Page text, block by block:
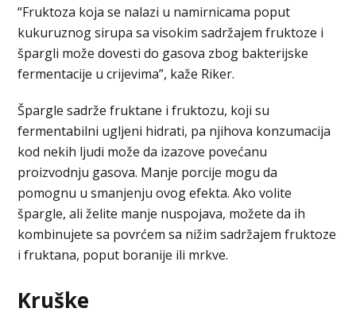
“Fruktoza koja se nalazi u namirnicama poput
kukuruznog sirupa sa visokim sadržajem fruktoze i
špargli može dovesti do gasova zbog bakterijske
fermentacije u crijevima”, kaže Riker.
Špargle sadrže fruktane i fruktozu, koji su
fermentabilni ugljeni hidrati, pa njihova konzumacija
kod nekih ljudi može da izazove povećanu
proizvodnju gasova. Manje porcije mogu da
pomognu u smanjenju ovog efekta. Ako volite
špargle, ali želite manje nuspojava, možete da ih
kombinujete sa povrćem sa nižim sadržajem fruktoze
i fruktana, poput boranije ili mrkve.
Kruške